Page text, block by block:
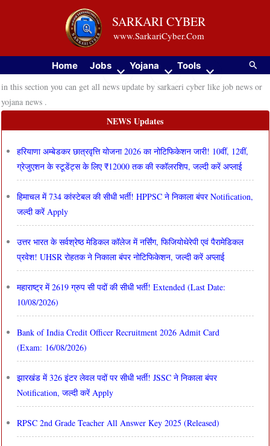
SARKARI CYBER
www.SarkariCyber.Com
Home Jobs Yojana Tools
in this section you can get all news update by sarkaeri cyber like job news or
yojana news .
NEWS Updates
हरियाणा अम्बेडकर छात्रवृत्ति योजना 2026 का नोटिफिकेशन जारी! 10वीं, 12वीं,
ग्रेजुएशन के स्टूडेंट्स के लिए ₹12000 तक की स्कॉलरशिप, जल्दी करें अप्लाई
हिमाचल में 734 कांस्टेबल की सीधी भर्ती! HPPSC ने निकाला बंपर Notification,
जल्दी करें Apply
उत्तर भारत के सर्वश्रेष्ठ मेडिकल कॉलेज में नर्सिंग, फिजियोथेरेपी एवं पैरामेडिकल
प्रवेश! UHSR रोहतक ने निकाला बंपर नोटिफिकेशन, जल्दी करें अप्लाई
महाराष्ट्र में 2619 ग्रुप सी पदों की सीधी भर्ती! Extended (Last Date:
10/08/2026)
Bank of India Credit Officer Recruitment 2026 Admit Card
(Exam: 16/08/2026)
झारखंड में 326 इंटर लेवल पदों पर सीधी भर्ती! JSSC ने निकाला बंपर
Notification, जल्दी करें Apply
RPSC 2nd Grade Teacher All Answer Key 2025 (Released)